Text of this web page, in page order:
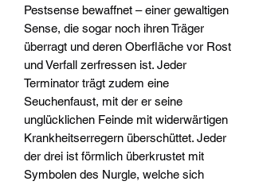
Pestsense bewaffnet – einer gewaltigen
Sense, die sogar noch ihren Träger
überragt und deren Oberfläche vor Rost
und Verfall zerfressen ist. Jeder
Terminator trägt zudem eine
Seuchenfaust, mit der er seine
unglücklichen Feinde mit widerwärtigen
Krankheitserregern überschüttet. Jeder
der drei ist förmlich überkrustet mit
Symbolen des Nurgle, welche sich